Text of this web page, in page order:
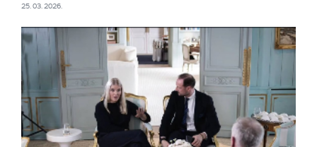
25. 03. 2026.